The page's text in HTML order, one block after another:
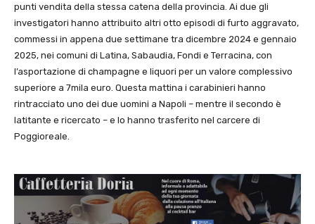
punti vendita della stessa catena della provincia. Ai due gli
investigatori hanno attribuito altri otto episodi di furto aggravato,
commessi in appena due settimane tra dicembre 2024 e gennaio
2025, nei comuni di Latina, Sabaudia, Fondi e Terracina, con
l’asportazione di champagne e liquori per un valore complessivo
superiore a 7mila euro. Questa mattina i carabinieri hanno
rintracciato uno dei due uomini a Napoli – mentre il secondo è
latitante e ricercato – e lo hanno trasferito nel carcere di
Poggioreale.